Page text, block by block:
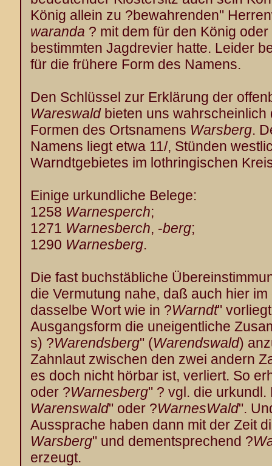
König allein zu ?bewahrenden"
waranda ? mit dem für den König
bestimmten Jagdrevier hatte. Leider
für die frühere Form des Namens.
Den Schlüssel zur Erklärung der
Wareswaldbieten uns wahrscheinlich
Formen des Ortsnamens Warsberg.
Namens liegt etwa 11/, Stünden
Warndtgebietes im lothringischen
Einige urkundliche Belege:
1258 Warnesperch;
1271 Warnesberch, -berg;
1290 Warnesberg.
Die fast buchstäbliche
die Vermutung nahe, daß auch hier
dasselbe Wort wie in ?Warndt"
Ausgangsform die uneigentliche
s) ?Warendsberg" (Warendswald)
Zahnlaut zwischen den zwei andern
es doch nicht hörbar ist, verliert. So
oder ?Warnesberg" ? vgl. die
Warenswald" oder ?WarnesWald".
Aussprache haben dann mit der Zeit
Warsberg" und dementsprechend ?
erzeugt.